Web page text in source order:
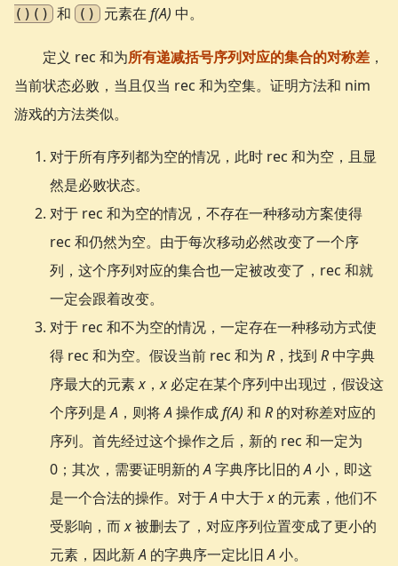
()() 和 () 元素在 f(A) 中。
定义 rec 和为所有递减括号序列对应的集合的对称差 ，
当前状态必败，当且仅当 rec 和为空集。证明方法和 nim
游戏的方法类似。
对于所有序列都为空的情况，此时 rec 和为空，且显
然是必败状态。
对于 rec 和为空的情况，不存在一种移动方案使得
rec 和仍然为空。由于每次移动必然改变了一个序
列，这个序列对应的集合也一定被改变了，rec 和就
一定会跟着改变。
对于 rec 和不为空的情况，一定存在一种移动方式使
得 rec 和为空。假设当前 rec 和为 R ，找到 R中字典
序最大的元素x ，x 必定在某个序列中出现过，假设这
个序列是A ，则将A操作成f(A) 和 R 的对称差对应的
序列。首先经过这个操作之后，新的 rec 和一定为
0；其次，需要证明新的A字典序比旧的A小，即这
是一个合法的操作。对于A中大于x 的元素，他们不
受影响，而x被删去了，对应序列位置变成了更小的
元素，因此新A 的字典序一定比旧A小。